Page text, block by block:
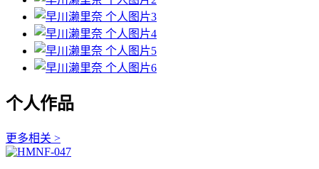
个人作品
更多相关 >